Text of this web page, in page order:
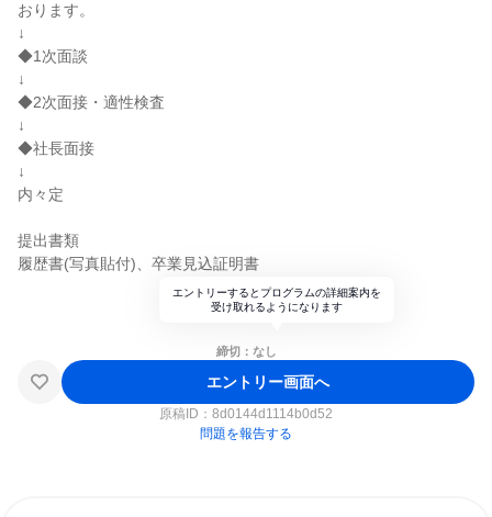
おります。
↓
◆1次面談
↓
◆2次面接・適性検査
↓
◆社長面接
↓
内々定
提出書類
履歴書(写真貼付)、卒業見込証明書
エントリーするとプログラムの詳細案内を
受け取れるようになります
締切：なし
エントリー画面へ
原稿ID： 8d0144d1114b0d52
問題を報告する